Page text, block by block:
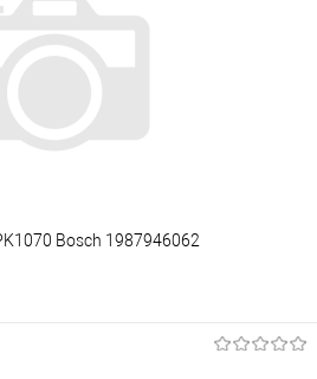
В наличии
Bosch 1987946062